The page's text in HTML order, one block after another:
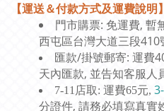
【運送＆付款方式及運費說明】
門市購票: 免運費, 暫
西屯區台灣大道三段410
匯款/掛號郵寄: 運費
天內匯款, 並告知客服人
7-11店取: 運費65元,
分證件, 請務必填寫真實